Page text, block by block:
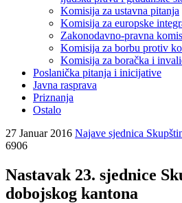
Komisija za ustavna pitanja
Komisija za europske
Zakonodavno-pravna
Komisija za borbu protiv
Komisija za boračka i
Poslanička pitanja i inicijative
Javna rasprava
Priznanja
Ostalo
27 Januar 2016 Najave sjednica
6906
Nastavak 23. sjednice
dobojskog kantona